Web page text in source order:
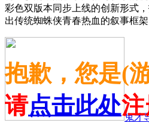
彩色双版本同步上线的创新形式
出传统蜘蛛侠青春热血的叙事框
鬼才
抱歉，您是(
请点击此处